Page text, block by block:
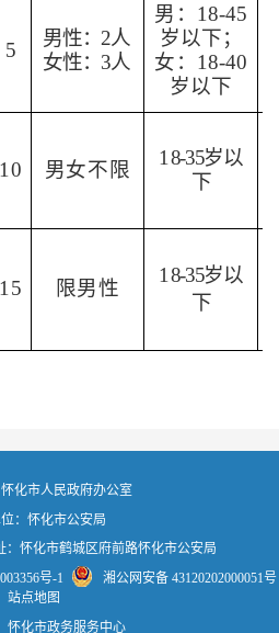
5
男性：2人
女性：3人
男 ：18-45
岁以下；
女 ：18-40
岁以下
10 男女不限
18-35岁以
下
15 限男性
18-35岁以
下
化市人民政府办公室
：怀化市公安局
：怀化市鹤城区府前路怀化市公安局
号-1
湘公网安备 43120202000051号
站点地图
怀化市政务服务中心